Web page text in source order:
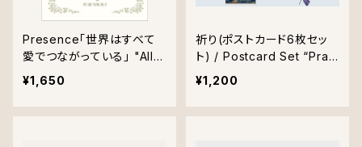
Presence「世界はすべて
愛でつながっている」 "All i
s connected through lo
ve."
¥1,650
祈り(ポストカード6枚セッ
ト) / Postcard Set “Pray
er”
¥1,200